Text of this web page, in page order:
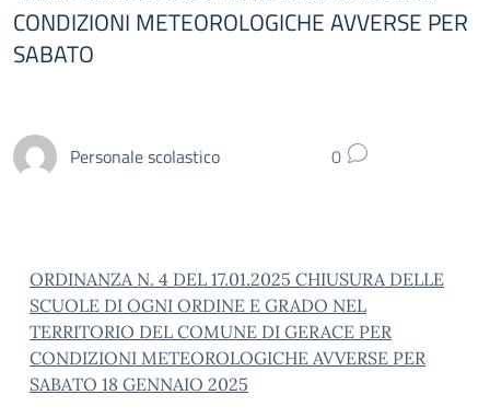
CONDIZIONI METEOROLOGICHE AVVERSE PER
SABATO
Personale scolastico 0
ORDINANZA N. 4 DEL 17.01.2025 CHIUSURA DELLE
SCUOLE DI OGNI ORDINE E GRADO NEL
TERRITORIO DEL COMUNE DI GERACE PER
CONDIZIONI METEOROLOGICHE AVVERSE PER
SABATO 18 GENNAIO 2025